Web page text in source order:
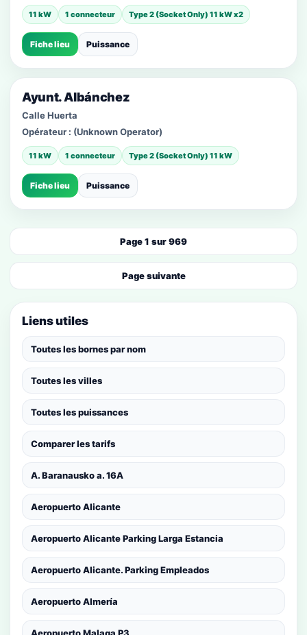
11 kW 1 connecteur Type 2 (Socket Only) 11 kW x2
Fiche lieu Puissance
Ayunt. Albánchez
Calle Huerta
Opérateur : (Unknown Operator)
11 kW 1 connecteur Type 2 (Socket Only) 11 kW
Fiche lieu Puissance
Page 1 sur 969
Page suivante
Liens utiles
Toutes les bornes par nom
Toutes les villes
Toutes les puissances
Comparer les tarifs
A. Baranausko a. 16A
Aeropuerto Alicante
Aeropuerto Alicante Parking Larga Estancia
Aeropuerto Alicante. Parking Empleados
Aeropuerto Almería